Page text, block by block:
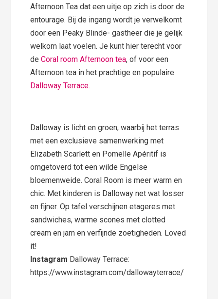
Afternoon Tea dat een uitje op zich is door de
entourage. Bij de ingang wordt je verwelkomt
door een Peaky Blinde- gastheer die je gelijk
welkom laat voelen. Je kunt hier terecht voor
deCoral room Afternoon tea, of voor een
Afternoon tea in het prachtige en populaire
Dalloway Terrace.
Dalloway is licht en groen, waarbij het terras
met een exclusieve samenwerking met
Elizabeth Scarlett en Pomelle Apéritif is
omgetoverd tot een wilde Engelse
bloemenweide. Coral Room is meer warm en
chic. Met kinderen is Dalloway net wat losser
en fijner. Op tafel verschijnen etageres met
sandwiches, warme scones met clotted
cream en jam en verfijnde zoetigheden. Loved
it!
Instagram Dalloway Terrace:
https://www.instagram.com/dallowayterrace/